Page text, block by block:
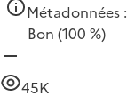
Métadonnées :
Bon (100 %)
45K